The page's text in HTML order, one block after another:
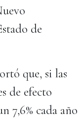
de
que, si las
de efecto
7,6% cada año